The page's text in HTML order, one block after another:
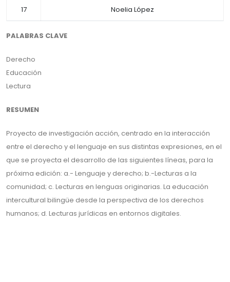
17 Noelia López
PALABRAS CLAVE
Derecho
Educación
Lectura
RESUMEN
Proyecto de investigación acción, centrado en la interacción
entre el derecho y el lenguaje en sus distintas expresiones, en el
que se proyecta el desarrollo de las siguientes líneas, para la
próxima edición: a.- Lenguaje y derecho; b.-Lecturas a la
comunidad; c. Lecturas en lenguas originarias. La educación
intercultural bilingüe desde la perspectiva de los derechos
humanos; d. Lecturas jurídicas en entornos digitales.